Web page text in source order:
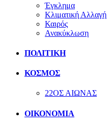
Έγκλημα
Κλιματική Αλλαγή
Καιρός
Ανακύκλωση
ΠΟΛΙΤΙΚΗ
ΚΟΣΜΟΣ
22ΟΣ ΑΙΩΝΑΣ
ΟΙΚΟΝΟΜΙΑ